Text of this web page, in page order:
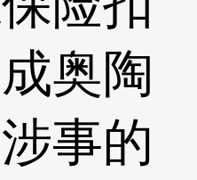
奥陶
事的